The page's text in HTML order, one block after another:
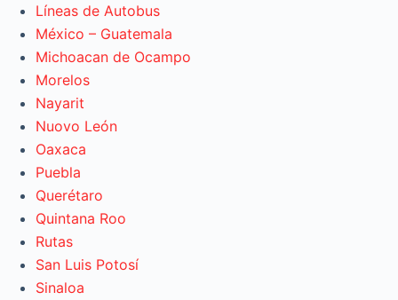
Líneas de Autobus
México – Guatemala
Michoacan de Ocampo
Morelos
Nayarit
Nuovo León
Oaxaca
Puebla
Querétaro
Quintana Roo
Rutas
San Luis Potosí
Sinaloa